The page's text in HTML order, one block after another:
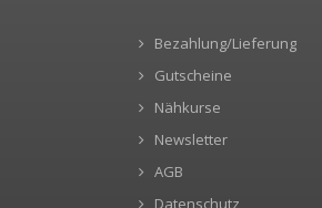
Bezahlung/Lieferung
Gutscheine
Nähkurse
Newsletter
AGB
Datenschutz